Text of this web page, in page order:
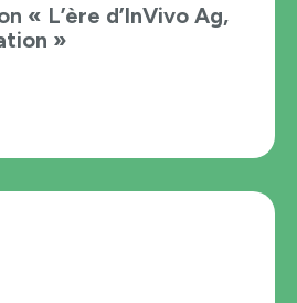
« L’ère d’InVivo Ag,
»